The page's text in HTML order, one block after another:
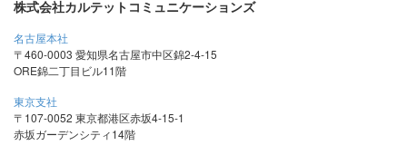
株式会社カルテットコミュニケーションズ
名古屋本社
〒460-0003 愛知県名古屋市中区錦2-4-15
ORE錦二丁目ビル11階
東京支社
〒107-0052 東京都港区赤坂4-15-1
赤坂ガーデンシティ14階